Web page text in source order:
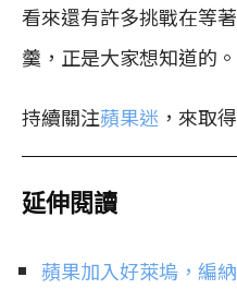
看來還有許多挑戰在等
羹，正是大家想知道的。
持續關注蘋果迷 ，來取
延伸閱讀
蘋果加入好萊塢，編